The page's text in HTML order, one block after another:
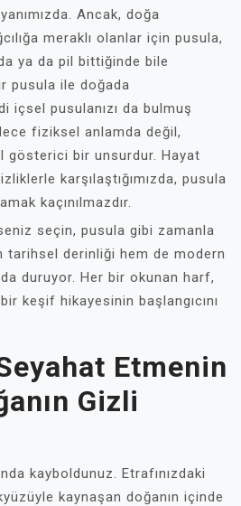
Ancak, doğa
meraklı olanlar için pusula,
ya da pil bittiğinde bile
pusula ile doğada
içsel pusulanızı da bulmuş
fiziksel anlamda değil,
gösterici bir unsurdur. Hayat
karşılaştığımızda, pusula
kaçınılmazdır.
seçin, pusula gibi zamanla
tarihsel derinliği hem de modern
duruyor. Her bir okunan harf,
keşif hikayesinin başlangıcını
Etmenin
Gizli
kayboldunuz. Etrafınızdaki
kaynaşan doğanın içinde